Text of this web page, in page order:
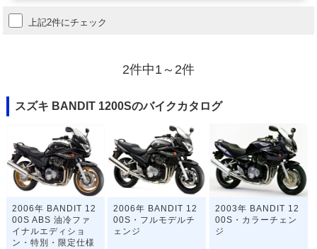
上記2件にチェック
2件中1～2件
スズキ BANDIT 1200Sのバイクカタログ
2006年 BANDIT 12
00S ABS 油冷ファ
イナルエディショ
ン・特別・限定仕様
2006年 BANDIT 12
00S・フルモデルチ
ェンジ
2003年 BANDIT 12
00S・カラーチェン
ジ